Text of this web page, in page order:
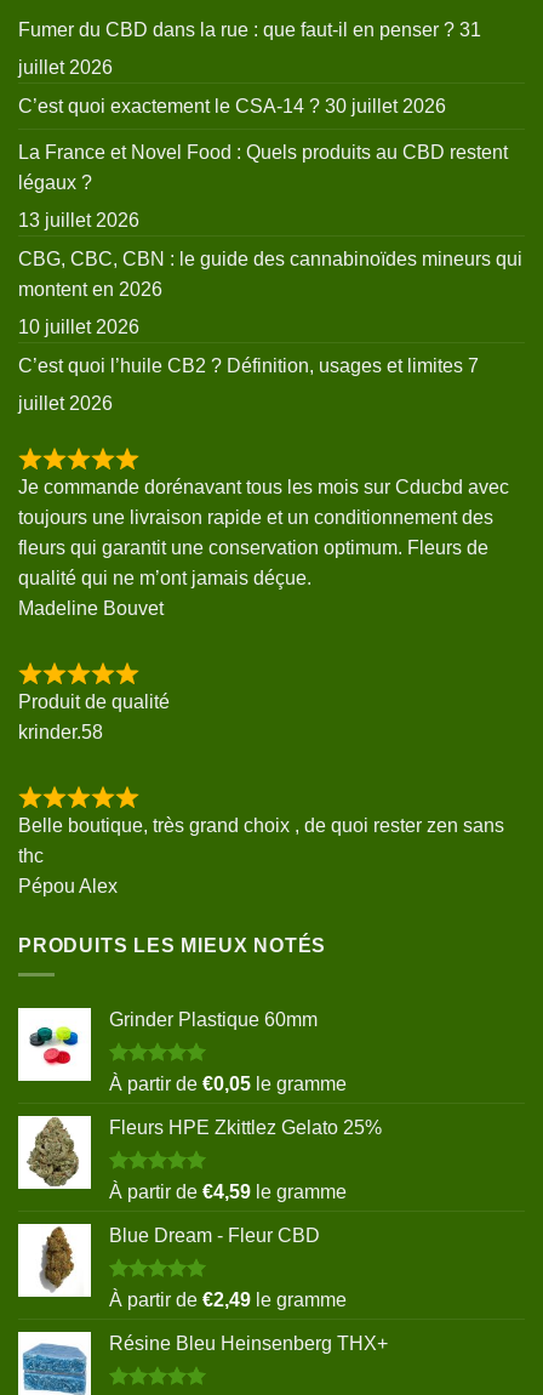
Fumer du CBD dans la rue : que faut-il en penser ? 31
juillet 2026
C’est quoi exactement le CSA-14 ? 30 juillet 2026
La France et Novel Food : Quels produits au CBD restent
légaux ?
13 juillet 2026
CBG, CBC, CBN : le guide des cannabinoïdes mineurs qui
montent en 2026
10 juillet 2026
C’est quoi l’huile CB2 ? Définition, usages et limites 7
juillet 2026
Je commande dorénavant tous les mois sur Cducbd avec
toujours une livraison rapide et un conditionnement des
fleurs qui garantit une conservation optimum. Fleurs de
qualité qui ne m’ont jamais déçue.
Madeline Bouvet
Produit de qualité
krinder.58
Belle boutique, très grand choix , de quoi rester zen sans
thc
Pépou Alex
PRODUITS LES MIEUX NOTÉS
Grinder Plastique 60mm
Note5.00
sur 5
À partir de €0,05 le gramme
Fleurs HPE Zkittlez Gelato 25%
Note5.00
sur 5
À partir de €4,59 le gramme
Blue Dream - Fleur CBD
Note5.00
sur 5
À partir de €2,49 le gramme
Résine Bleu Heinsenberg THX+